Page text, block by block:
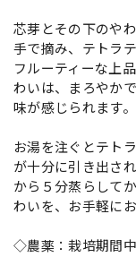
芯芽とその下のや
手で摘み、テトラ
フルーティーな上
わいは、まろやか
味が感じられます。
お湯を注ぐとテト
が十分に引き出さ
から５分蒸らして
わいを、お手軽に
◇農薬：栽培期間